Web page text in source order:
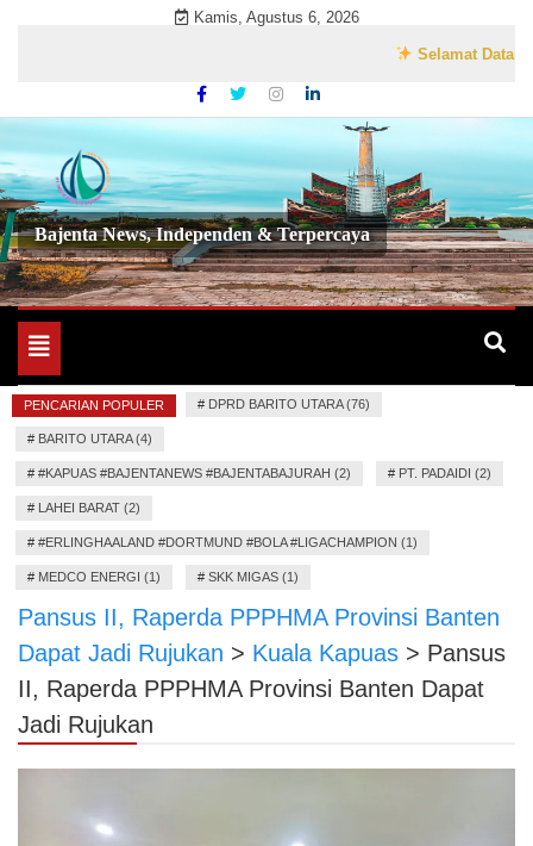
Kamis, Agustus 6, 2026
Selamat Datang di
Bajenta News, Independen & Terpercaya
Toggle
navigation
PENCARIAN POPULER # DPRD BARITO UTARA (76)
# BARITO UTARA (4)
# #KAPUAS #BAJENTANEWS #BAJENTABAJURAH (2) # PT. PADAIDI (2)
# LAHEI BARAT (2)
# #ERLINGHAALAND #DORTMUND #BOLA #LIGACHAMPION (1)
# MEDCO ENERGI (1) # SKK MIGAS (1)
Pansus II, Raperda PPPHMA Provinsi Banten
Dapat Jadi Rujukan > Kuala Kapuas > Pansus
II, Raperda PPPHMA Provinsi Banten Dapat
Jadi Rujukan